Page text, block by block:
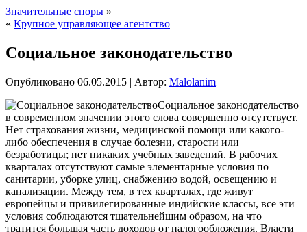
Значительные споры »
« Крупное управляющее агентство
Социальное законодательство
Опубликовано 06.05.2015 | Автор: Malolanim
Социальное законодательство
в современном значении этого слова совершенно отсутствует.
Нет страхования жизни, медицинской помощи или какого-
либо обеспечения в случае болезни, старости или
безработицы; нет никаких учебных заведений. В рабочих
кварталах отсутствуют самые элементарные условия по
санитарии, уборке улиц, снабжению водой, освещению и
канализации. Между тем, в тех кварталах, где живут
европейцы и привилегированные индийские классы, все эти
условия соблюдаются тщательнейшим образом, на что
тратится большая часть доходов от налогообложения. Власти